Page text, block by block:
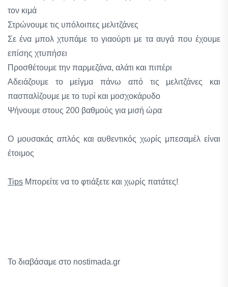
τον κιμά
Στρώνουμε τις υπόλοιπες μελιτζάνες
Σε ένα μπολ χτυπάμε το γιαούρτι με τα αυγά που έχουμε
επίσης χτυπήσει
Προσθέτουμε την παρμεζάνα, αλάτι και πιπέρι
Αδειάζουμε το μείγμα πάνω από τις μελιτζάνες και
πασπαλίζουμε με το τυρί και μοσχοκάρυδο
Ψήνουμε στους 200 βαθμούς για μισή ώρα
Ο μουσακάς απλός και αυθεντικός χωρίς μπεσαμέλ είναι
έτοιμος
Tips Μπορείτε να το φτιάξετε και χωρίς πατάτες!
Το διαβάσαμε στο nostimada.gr